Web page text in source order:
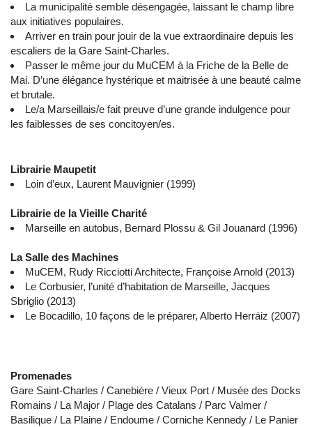
La municipalité semble désengagée, laissant le champ libre
aux initiatives populaires.
Arriver en train pour jouir de la vue extraordinaire depuis les
escaliers de la Gare Saint-Charles.
Passer le même jour du MuCEM à la Friche de la Belle de
Mai. D’une élégance hystérique et maitrisée à une beauté calme
et brutale.
Le/a Marseillais/e fait preuve d’une grande indulgence pour
les faiblesses de ses concitoyen/es.
Librairie Maupetit
Loin d’eux, Laurent Mauvignier (1999)
Librairie de la Vieille Charité
Marseille en autobus, Bernard Plossu & Gil Jouanard (1996)
La Salle des Machines
MuCEM, Rudy Ricciotti Architecte, Françoise Arnold (2013)
Le Corbusier, l’unité d’habitation de Marseille, Jacques
Sbriglio (2013)
Le Bocadillo, 10 façons de le préparer, Alberto Herráiz (2007)
Promenades
Gare Saint-Charles / Canebière / Vieux Port / Musée des Docks
Romains / La Major / Plage des Catalans / Parc Valmer /
Basilique / La Plaine / Endoume / Corniche Kennedy / Le Panier